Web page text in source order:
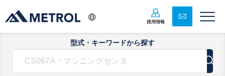
採用情報
型式・キーワードから探す